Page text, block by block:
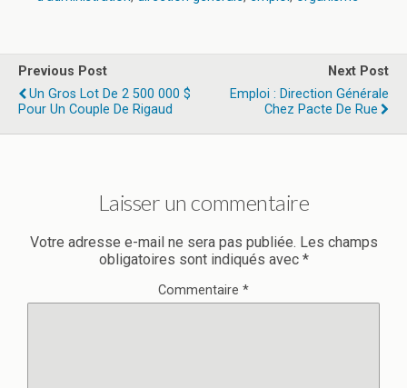
Previous Post
Un Gros Lot De 2 500 000 $
Pour Un Couple De Rigaud
Next Post
Emploi : Direction Générale
Chez Pacte De Rue
Laisser un commentaire
Votre adresse e-mail ne sera pas publiée. Les champs
obligatoires sont indiqués avec *
Commentaire *